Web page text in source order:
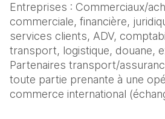
Entreprises : Commerciaux/
commerciale, financière,
services clients, ADV,
transport, logistique, douane,
Partenaires transport/
toute partie prenante à une
commerce international